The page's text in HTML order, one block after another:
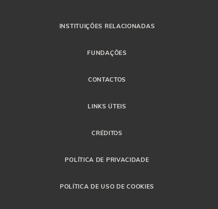
INSTITUIÇÕES RELACIONADAS
FUNDAÇÕES
CONTACTOS
LINKS ÚTEIS
CRÉDITOS
POLÍTICA DE PRIVACIDADE
POLÍTICA DE USO DE COOKIES